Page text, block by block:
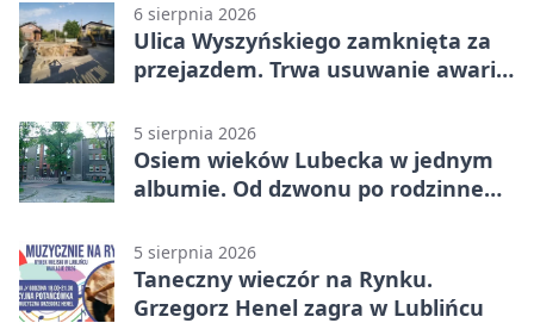
6 sierpnia 2026
Ulica Wyszyńskiego zamknięta za
przejazdem. Trwa usuwanie awarii
5 sierpnia 2026
Osiem wieków Lubecka w jednym
albumie. Od dzwonu po rodzinne
5 sierpnia 2026
Taneczny wieczór na Rynku.
Grzegorz Henel zagra w Lublińcu